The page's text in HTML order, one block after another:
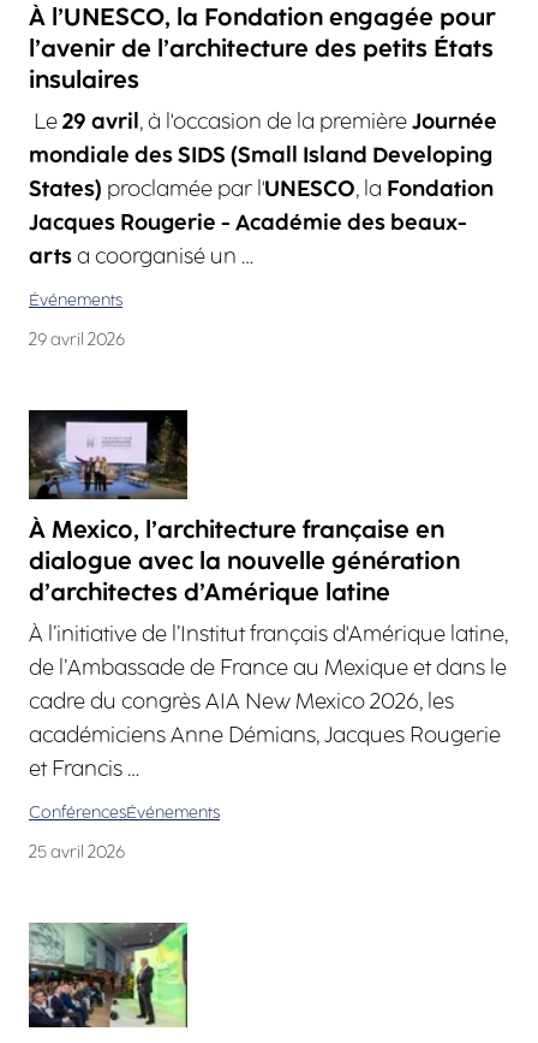
À l’UNESCO, la Fondation engagée pour
l’avenir de l’architecture des petits États
insulaires
Le29 avril, à l'occasion de la premièreJournée
mondiale des SIDS (Small Island Developing
States) proclamée par l'UNESCO, la Fondation
Jacques Rougerie - Académie des beaux-
artsa coorganisé un …
Événements
29 avril 2026
À Mexico, l’architecture française en
dialogue avec la nouvelle génération
d’architectes d’Amérique latine
À l’initiative de l’Institut français d'Amérique latine,
de l’Ambassade de France au Mexique et dans le
cadre du congrès AIA New Mexico 2026, les
académiciens Anne Démians, Jacques Rougerie
et Francis …
ConférencesÉvénements
25 avril 2026